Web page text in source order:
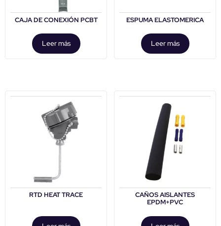
CAJA DE CONEXIÓN PCBT
Leer más
ESPUMA ELASTOMERICA
Leer más
RTD HEAT TRACE
CAÑOS AISLANTES
EPDM+PVC